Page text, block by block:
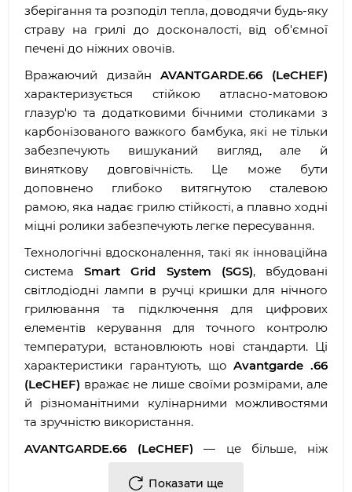
зберігання та розподіл тепла, доводячи будь-яку
страву на грилі до досконалості, від об'ємної
печені до ніжних овочів.
Вражаючий дизайнAVANTGARDE.66 (LeCHEF)
характеризується стійкою атласно-матовою
глазур'ю та додатковими бічними столиками з
карбонізованого важкого бамбука, які не тільки
забезпечують вишуканий вигляд, але й
виняткову довговічність. Це може бути
доповнено глибоко витягнутою сталевою
рамою, яка надає грилю стійкості, а плавно ходні
міцні ролики забезпечують легке пересування.
Технологічні вдосконалення, такі як інноваційна
системаSmart Grid System (SGS), вбудовані
світлодіодні лампи в ручці кришки для нічного
грилювання та підключення для цифрових
елементів керування для точного контролю
температури, встановлюють нові стандарти. Ці
характеристики гарантують, щоAvantgarde .66
(LeCHEF) вражає не лише своїми розмірами, але
й різноманітними кулінарними можливостями
та зручністю використання.
AVANTGARDE.66 (LeCHEF) — це більше, ніж
спілкування, розроблений для всіх, хто шукає
Показати ще